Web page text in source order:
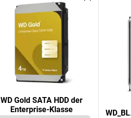
WD Gold SATA HDD der
Enterprise-Klasse